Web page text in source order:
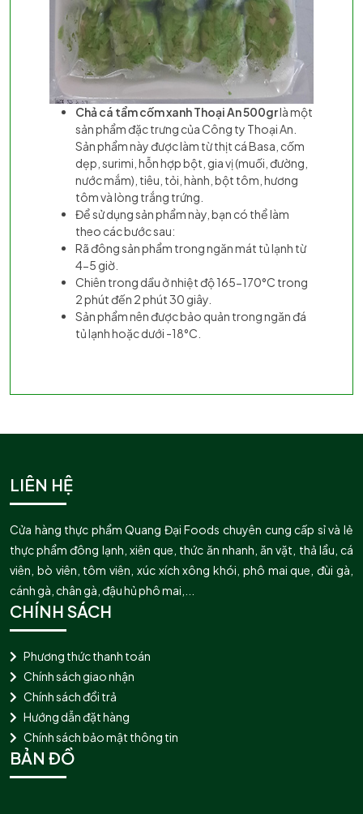
Chả cá tẩm cốm xanh Thoại An 500grlà một
sản phẩm đặc trưng của Công ty Thoại An.
Sản phẩm này được làm từ thịt cá Basa, cốm
dẹp, surimi, hỗn hợp bột, gia vị (muối, đường,
nước mắm), tiêu, tỏi, hành, bột tôm, hương
tôm và lòng trắng trứng.
Để sử dụng sản phẩm này, bạn có thể làm
theo các bước sau:
Rã đông sản phẩm trong ngăn mát tủ lạnh từ
4-5 giờ.
Chiên trong dầu ở nhiệt độ 165-170°C trong
2 phút đến 2 phút 30 giây.
Sản phẩm nên được bảo quản trong ngăn đá
tủ lạnh hoặc dưới -18°C.
LIÊN HỆ
Cửa hàng thực phẩm Quang Đại Foods chuyên cung cấp sỉ và lẻ
thực phẩm đông lạnh, xiên que, thức ăn nhanh, ăn vặt, thả lẩu, cá
viên, bò viên, tôm viên, xúc xích xông khói, phô mai que, đùi gà,
cánh gà, chân gà, đậu hủ phô mai,...
CHÍNH SÁCH
Phương thức thanh toán
Chính sách giao nhận
Chính sách đổi trả
Hướng dẫn đặt hàng
Chính sách bảo mật thông tin
BẢN ĐỒ